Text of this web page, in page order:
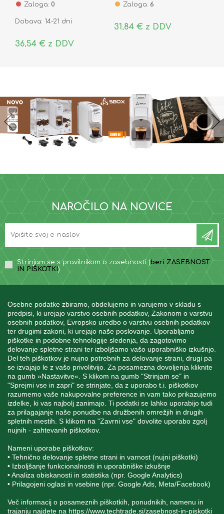
Osebne podatke zbiramo, obdelujemo in varujemo v skladu s
predpisi, ki urejajo varstvo osebnih podatkov, Zakonom o varstvu
osebnih podatkov, Evropsko uredbo o varstvu osebnih podatkov
ter drugimi zakoni, ki urejajo naše poslovanje. Uporabljamo
piškotke in podobne tehnologije sledenja, da zagotovimo
delovanje spletne strani ter izboljšamo vašo uporabniško izkušnjo.
Del teh piškotkov je nujno potrebnih za delovanje strani, drugi pa
se izvajajo le z vašo privolitvijo. Za posamezna dovoljenja kliknite
na gumb »Nastavitve«. S klikom na gumb "Strinjam se" in
"Sprejmi vse in zapri" se strinjate, da z uporabo t.i. piškotkov
razumemo vaše nakupovalne preference in vam tako prikazujemo
izdelke, ki vas najbolj zanimajo. Ti podatki se lahko uporabijo tudi
za prilagajanje naše ponudbe na družbenih omrežjih in drugih
spletnih mestih. S klikom na "Zavrni vse" dovolite uporabo zgolj
nujnih - zahtevanih piškotkov.
Nameni uporabe piškotkov:
• Tehnično delovanje spletne strani in varnost (nujni piškotki)
• Izboljšanje funkcionalnosti in uporabniške izkušnje
• Analiza obiskanosti in statistika (npr. Google Analytics)
• Prilagojeni oglasi in vsebine (npr. Google Ads, Meta/Facebook)
Več informacij o posameznih piškotkih, ponudnikih, namenu in
trajanju najdete na https://www.techtrade.si/zasebnost-in-piskotki
Zaloga: 0
Dobava: 14-21 dni
36,54 € z DDV
Zaloga: 6
31,84 € z DDV
NAROČILO NA NOVICE
Strinjam se s pravilnikom o zasebnosti (beri ZASEBNOST
IN PIŠKOTKI )
INFORMACIJE
MOJ RAČUN
STORITEV ZA STRANKE
SPREMLJAJTE NAS
Blatnica 8, 1236 Trzin